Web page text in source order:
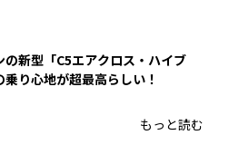
の新型「C5エアクロス・ハイブ
乗り心地が超最高らしい！
もっと読む